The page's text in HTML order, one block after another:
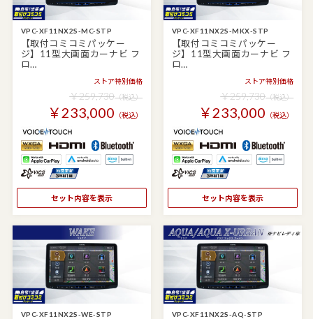
VPC-XF11NX2S-MC-STP
【取付コミコミパッケー
ジ】11型大画面カーナビ フ
ロ…
ストア特別価格
￥259,730（税込）
￥233,000 （税込）
セット内容を表示
VPC-XF11NX2S-MKX-STP
【取付コミコミパッケー
ジ】11型大画面カーナビ フ
ロ…
ストア特別価格
￥259,730（税込）
￥233,000 （税込）
セット内容を表示
VPC-XF11NX2S-WE-STP VPC-XF11NX2S-AQ-STP